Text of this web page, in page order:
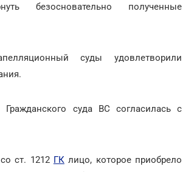
безосновательно полученные
суды удовлетворили
Гражданского суда ВС согласилась с
ст. 1212 ГКлицо, которое приобрело